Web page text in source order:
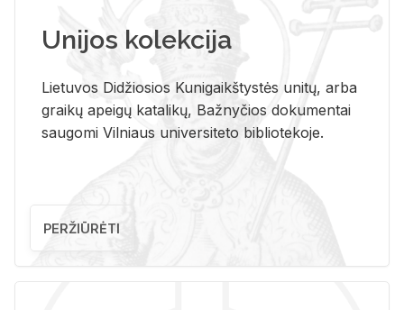
Unijos kolekcija
Lietuvos Didžiosios Kunigaikštystės unitų, arba
graikų apeigų katalikų, Bažnyčios dokumentai
saugomi Vilniaus universiteto bibliotekoje.
PERŽIŪRĖTI